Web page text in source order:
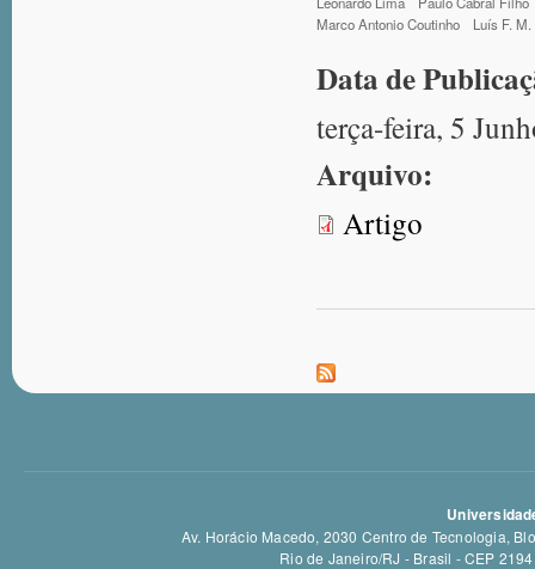
Marco Antonio Coutinho
Luís F.
Data de
terça-feira, 5
Arquivo:
Artigo
Av. Horácio Macedo, 2030 Centro de Tecnologia,
Rio de Janeiro/RJ - Brasil - CEP